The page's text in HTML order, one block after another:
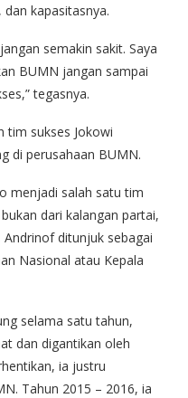
kapasitasnya.
semakin sakit. Saya
BUMN jangan sampai
tegasnya.
tim sukses Jokowi
di perusahaan BUMN.
menjadi salah satu tim
dari kalangan partai,
ditunjuk sebagai
Nasional atau Kepala
selama satu tahun,
dan digantikan oleh
ia justru
Tahun 2015 – 2016, ia